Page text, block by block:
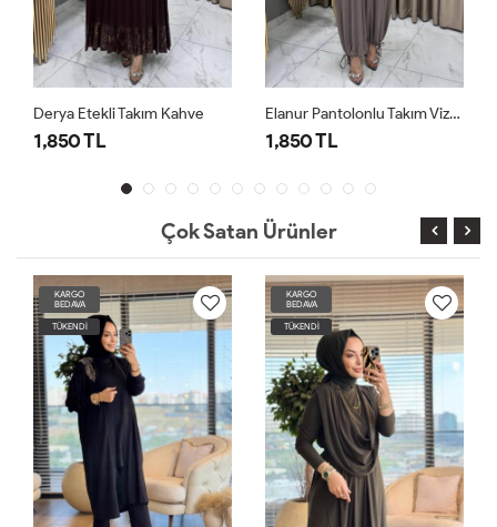
Takım Kahve Elanur Pantolonlu Takım Vizon
Çok Satan Ürünler
KARGO
BEDAVA
TÜKENDİ
KARGO
BEDAVA
TÜKENDİ